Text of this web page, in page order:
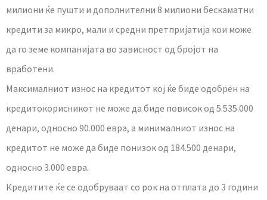
милиони ќе пушти и дополнителни 8 милиони бескаматни
кредити зa микро, мали и средни претпријатија кои може
да го земе компанијата во зависност од бројот на
вработени.
Максималниот износ на кредитот кој ќе биде одобрен на
кредитокорисникот не може да биде повисок од 5.535.000
денари, односно 90.000 евра, а минималниот износ на
кредитот не може да биде понизок од 184.500 денари,
односно 3.000 евра.
Кредитите ќе се одобруваат со рок на отплата до 3 години